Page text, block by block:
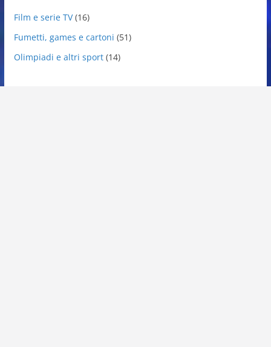
Film e serie TV(16)
Fumetti, games e cartoni (51)
Olimpiadi e altri sport(14)